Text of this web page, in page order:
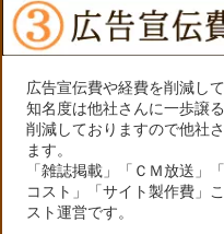
広告宣伝費や経費を削減し
知名度は他社さんに一歩譲
削減しておりますので他社
ます。
「雑誌掲載」「ＣＭ放送」
コスト」「サイト製作費」
スト運営です。